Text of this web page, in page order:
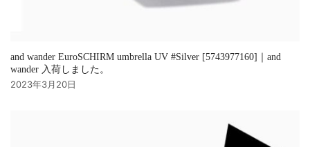
and wander EuroSCHIRM umbrella UV #Silver [5743977160]｜and
wander 入荷しました。
2023年3月20日